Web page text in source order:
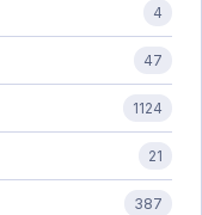
4
47
1124
21
387